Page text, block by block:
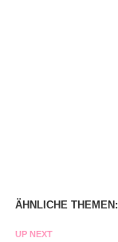
ÄHNLICHE THEMEN:
UP NEXT